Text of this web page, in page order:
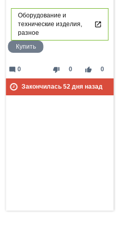
Оборудование и
технические изделия,
разное
Купить
thumb_down 0 thumb_up 0
mode_comment 0
Закончилась 52дня назад